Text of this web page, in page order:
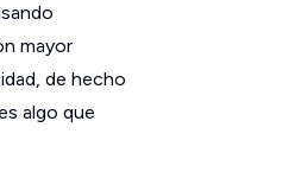
mayor
de hecho
algo que